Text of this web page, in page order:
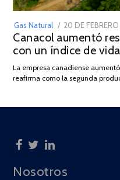
Gas Natural
POSTED
ON
20 DE
Canacol aumentó
con un índice de
La empresa canadiense
reafirma como la segunda
Nosotros